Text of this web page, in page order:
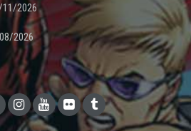
11/2026
2026